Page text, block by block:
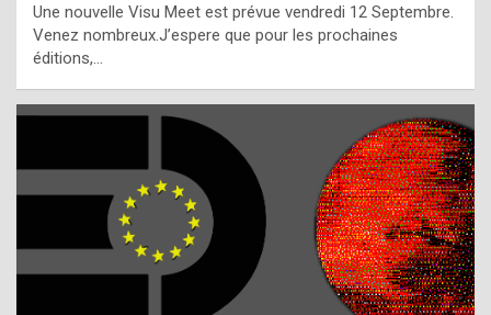
h
t
f
h
a
Une nouvelle Visu Meet est prévue vendredi 12 Septembre.
Venez nombreux.J’espere que pour les prochaines
éditions,…